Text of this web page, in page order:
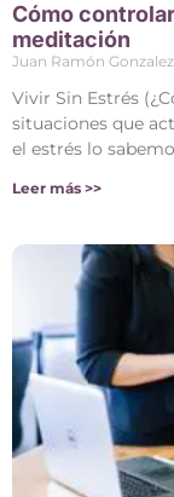
Cómo
meditación
Juan Ramón Gonzalez
Vivir Sin Estrés
situaciones que
el estrés lo
Leer más >>